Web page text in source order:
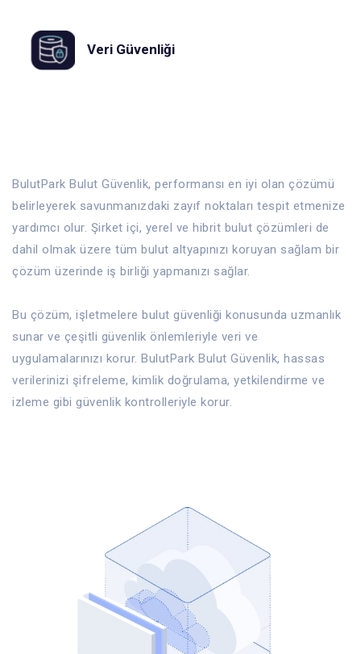
Veri Güvenliği
BulutPark Bulut Güvenlik, performansı en iyi olan çözümü
belirleyerek savunmanızdaki zayıf noktaları tespit etmenize
yardımcı olur. Şirket içi, yerel ve hibrit bulut çözümleri de
dahil olmak üzere tüm bulut altyapınızı koruyan sağlam bir
çözüm üzerinde iş birliği yapmanızı sağlar.
Bu çözüm, işletmelere bulut güvenliği konusunda uzmanlık
sunar ve çeşitli güvenlik önlemleriyle veri ve
uygulamalarınızı korur. BulutPark Bulut Güvenlik, hassas
verilerinizi şifreleme, kimlik doğrulama, yetkilendirme ve
izleme gibi güvenlik kontrolleriyle korur.